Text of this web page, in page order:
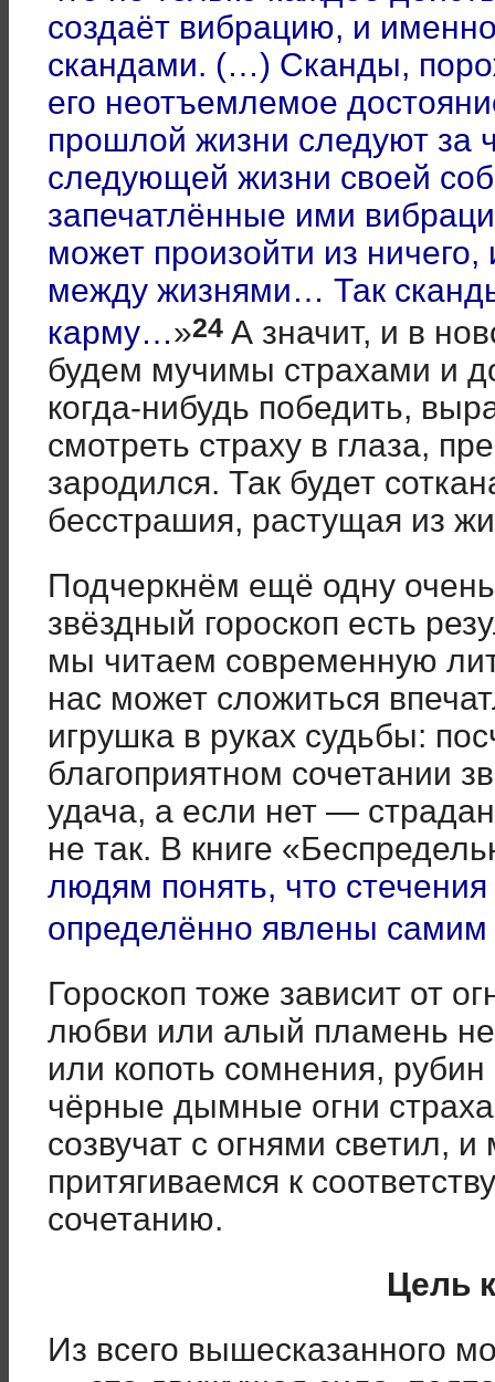
создаёт вибрацию, и
скандами. (…) Сканды,
его неотъемлемое
прошлой жизни следуют за
следующей жизни своей
запечатлённые ими
может произойти из ничего,
между жизнями… Так
карму…»24 А значит, и в
будем мучимы страхами и
когда-нибудь победить,
смотреть страху в глаза,
зародился. Так будет
бесстрашия, растущая из
Подчеркнём ещё одну
звёздный гороскоп есть
мы читаем современную
нас может сложиться
игрушка в руках судьбы:
благоприятном сочетании
удача, а если нет —
не так. В книге
людям понять, что стечения
определённо явлены самим
Гороскоп тоже зависит от
любви или алый пламень
или копоть сомнения,
чёрные дымные огни
созвучат с огнями светил,
притягиваемся к
сочетанию.
Цель
Из всего вышесказанного